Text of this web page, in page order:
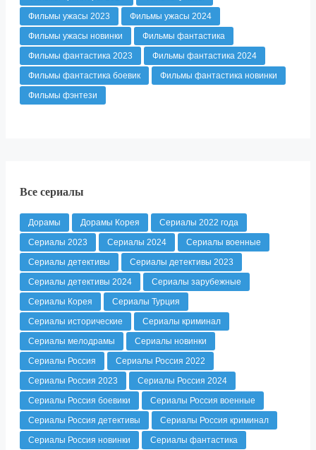
Фильмы ужасы 2023
Фильмы ужасы 2024
Фильмы ужасы новинки
Фильмы фантастика
Фильмы фантастика 2023
Фильмы фантастика 2024
Фильмы фантастика боевик
Фильмы фантастика новинки
Фильмы фэнтези
Все сериалы
Дорамы Дорамы Корея
Сериалы 2022 года
Сериалы 2023
Сериалы 2024
Сериалы военные
Сериалы детективы
Сериалы детективы 2023
Сериалы детективы 2024
Сериалы зарубежные
Сериалы Корея
Сериалы Турция
Сериалы исторические
Сериалы криминал
Сериалы мелодрамы
Сериалы новинки
Сериалы Россия
Сериалы Россия 2022
Сериалы Россия 2023
Сериалы Россия 2024
Сериалы Россия боевики
Сериалы Россия военные
Сериалы Россия детективы
Сериалы Россия криминал
Сериалы Россия новинки
Сериалы фантастика